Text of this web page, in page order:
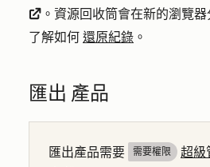
externalLink 。資源回收筒會在新的瀏覽
了解如何 還原紀錄 。
匯出 產品
匯出產品需要 需要權限 超級